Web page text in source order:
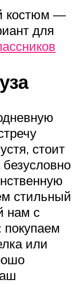
костюм —
для
стоит
стильный
нам с
или